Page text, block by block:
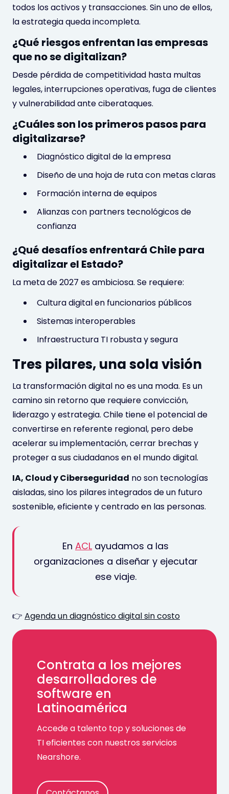
todos los activos y transacciones. Sin uno de ellos,
la estrategia queda incompleta.
¿Qué riesgos enfrentan las empresas
que no se digitalizan?
Desde pérdida de competitividad hasta multas
legales, interrupciones operativas, fuga de clientes
y vulnerabilidad ante ciberataques.
¿Cuáles son los primeros pasos para
digitalizarse?
Diagnóstico digital de la empresa
Diseño de una hoja de ruta con metas claras
Formación interna de equipos
Alianzas con partners tecnológicos de
confianza
¿Qué desafíos enfrentará Chile para
digitalizar el Estado?
La meta de 2027 es ambiciosa. Se requiere:
Cultura digital en funcionarios públicos
Sistemas interoperables
Infraestructura TI robusta y segura
Tres pilares, una sola visión
La transformación digital no es una moda. Es un
camino sin retorno que requiere convicción,
liderazgo y estrategia. Chile tiene el potencial de
convertirse en referente regional, pero debe
acelerar su implementación, cerrar brechas y
proteger a sus ciudadanos en el mundo digital.
IA, Cloud y Ciberseguridad no son tecnologías
aisladas, sino los pilares integrados de un futuro
sostenible, eficiente y centrado en las personas.
En ACL ayudamos a las
organizaciones a diseñar y ejecutar
ese viaje.
👉 Agenda un diagnóstico digital sin costo
Contrata a los mejores
desarrolladores de
software en
Latinoamérica
Accede a talento top y soluciones de
TI eficientes con nuestros servicios
Nearshore.